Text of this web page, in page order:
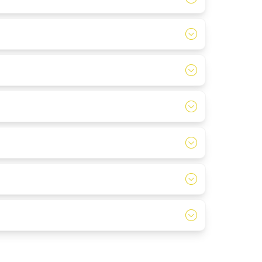
worpen van de tegenpartij opschrijven.
een picknick inlassen of de kids even lekker
daadwerkelijk gaat beginnen.